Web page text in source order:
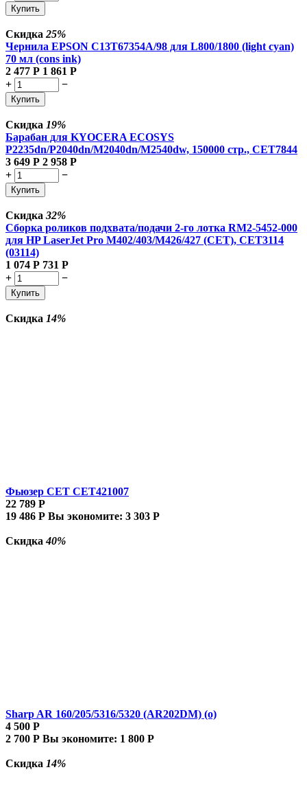
Купить
Скидка 25%
Чернила EPSON C13T67354A/98 для L800/1800 (light cyan)
70 мл (cons ink)
2 477 Р 1 861 Р
+
−
Купить
Скидка 19%
Барабан для KYOCERA ECOSYS
P2235dn/P2040dn/M2040dn/M2540dw, 150000 стр., CET7844
3 649 Р 2 958 Р
+
−
Купить
Скидка 32%
Сборка роликов подхвата/подачи 2-го лотка RM2-5452-000
для HP LaserJet Pro M402/403/M426/427 (CET), CET3114
(03114)
1 074 Р 731 Р
+
−
Купить
Скидка 14%
Фьюзер CET CET421007
22 789 Р
19 486 Р Вы экономите: 3 303 Р
Скидка40%
Sharp AR 160/205/5316/5320 (AR202DM) (о)
4 500 Р
2 700 Р Вы экономите: 1 800 Р
Скидка 14%